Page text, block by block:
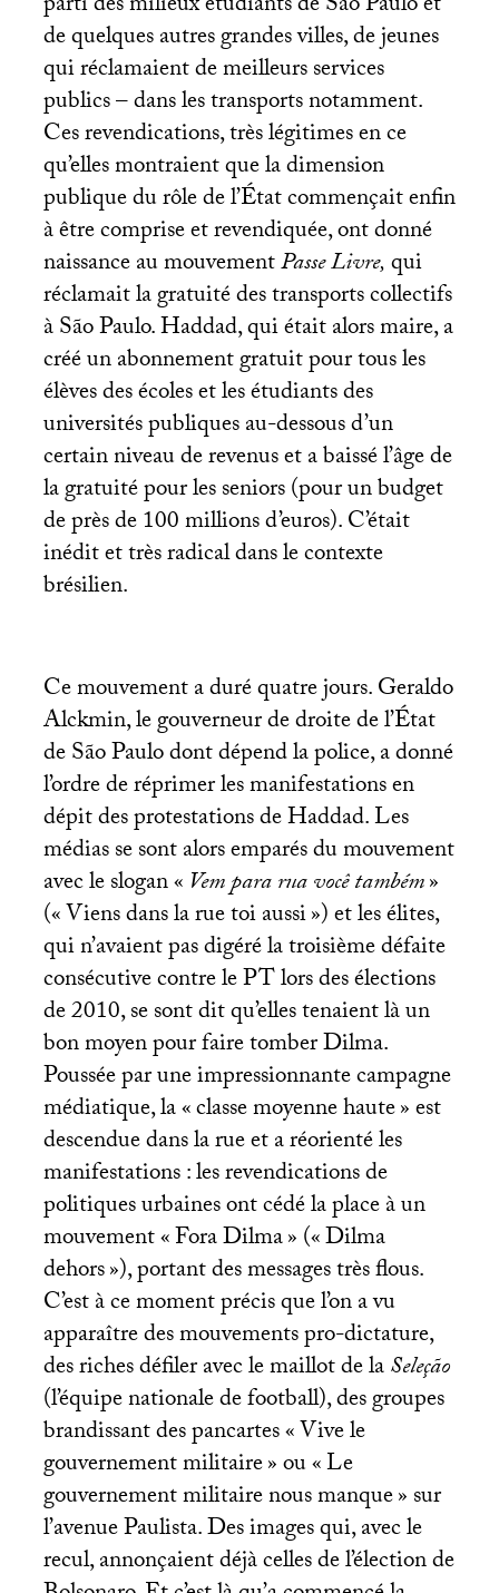
de quelques autres grandes villes, de jeunes
qui réclamaient de meilleurs services
publics – dans les transports notamment.
Ces revendications, très légitimes en ce
qu’elles montraient que la dimension
publique du rôle de l’État commençait enfin
à être comprise et revendiquée, ont donné
naissance au mouvementPasse Livre,qui
réclamait la gratuité des transports collectifs
à São Paulo. Haddad, qui était alors maire, a
créé un abonnement gratuit pour tous les
élèves des écoles et les étudiants des
universités publiques au-dessous d’un
certain niveau de revenus et a baissé l’âge de
la gratuité pour les seniors (pour un budget
de près de 100 millions d’euros). C’était
inédit et très radical dans le contexte
brésilien.
Ce mouvement a duré quatre jours. Geraldo
Alckmin, le gouverneur de droite de l’État
de São Paulo dont dépend la police, a donné
l’ordre de réprimer les manifestations en
dépit des protestations de Haddad. Les
médias se sont alors emparés du mouvement
avec le slogan « Vem para rua você também»
(«Viens dans la rue toi aussi») et les élites,
qui n’avaient pas digéré la troisième défaite
consécutive contre lePTlors des élections
de 2010, se sont dit qu’elles tenaient là un
bon moyen pour faire tomber Dilma.
Poussée par une impressionnante campagne
médiatique, la «classe moyenne haute» est
descendue dans la rue et a réorienté les
manifestations : les revendications de
politiques urbaines ont cédé la place à un
mouvement «Fora Dilma» («Dilma
dehors»), portant des messages très flous.
C’est à ce moment précis que l’on a vu
apparaître des mouvements pro-dictature,
des riches défiler avec le maillot de laSeleção
(l’équipe nationale de football), des groupes
brandissant des pancartes «Vive le
gouvernement militaire» ou «Le
gouvernement militaire nous manque» sur
l’avenue Paulista. Des images qui, avec le
recul, annonçaient déjà celles de l’élection de